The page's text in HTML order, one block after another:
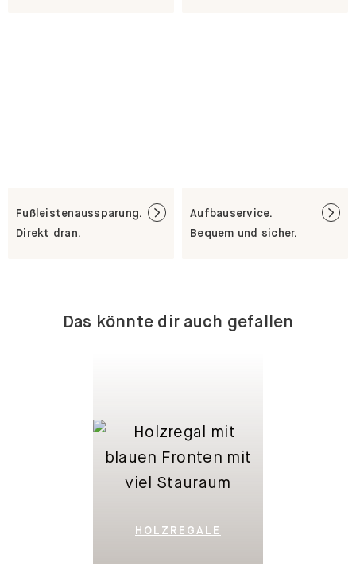
Fußleistenaussparung.
Direkt dran.
Aufbauservice.
Bequem und sicher.
Das könnte dir auch gefallen
HOLZREGALE